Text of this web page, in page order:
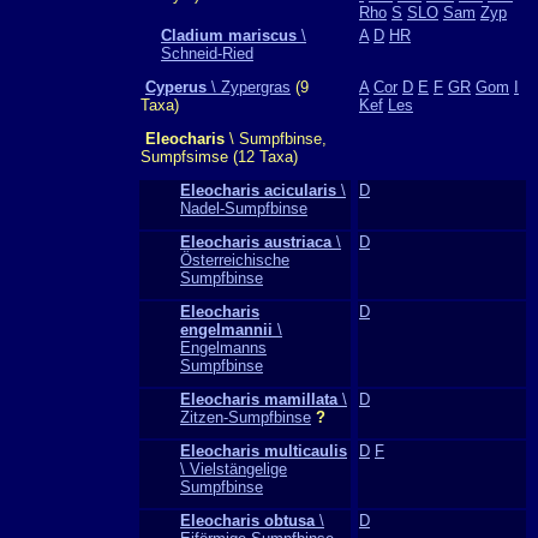
Rho S SLO Sam Zyp
Cladium mariscus \
Schneid-Ried
A D HR
Cyperus \ Zypergras (9
Taxa)
A Cor D E F GR Gom
Kef Les
Eleocharis \ Sumpfbinse,
Sumpfsimse (12 Taxa)
Eleocharis acicularis \
Nadel-Sumpfbinse
D
Eleocharis austriaca\
Österreichische
Sumpfbinse
D
Eleocharis
engelmannii \
Engelmanns
Sumpfbinse
D
Eleocharis mamillata\
Zitzen-Sumpfbinse ?
D
Eleocharis multicaulis
\ Vielstängelige
Sumpfbinse
D F
Eleocharis obtusa\
D